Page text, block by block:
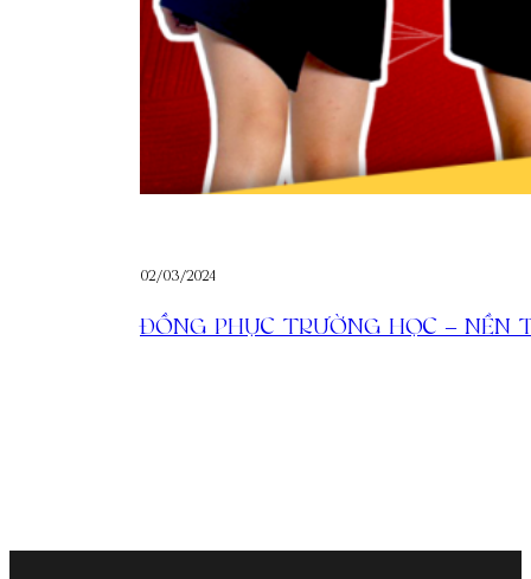
02/03/2024
ĐỒNG PHỤC TRƯỜNG HỌC – NỀN